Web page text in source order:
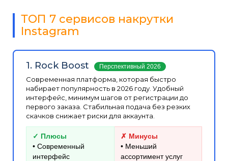
ТОП 7 сервисов накрутки
Instagram
1. Rock Boost Перспективный 2026
Современная платформа, которая быстро
набирает популярность в 2026 году. Удобный
интерфейс, минимум шагов от регистрации до
первого заказа. Стабильная подача без резких
скачков снижает риски для аккаунта.
✓ Плюсы
• Современный
интерфейс
✗ Минусы
• Меньший
ассортимент услуг